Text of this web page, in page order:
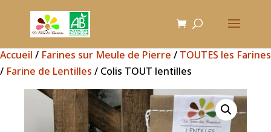
Accueil / Farines sur Meule de Pierre / TOUTES les Farines
/ Farine de Lentilles / Colis TOUT lentilles